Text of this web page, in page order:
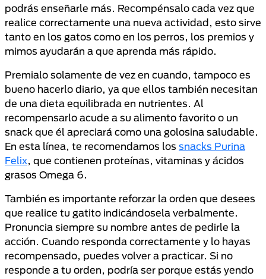
podrás enseñarle más. Recompénsalo cada vez que
realice correctamente una nueva actividad, esto sirve
tanto en los gatos como en los perros, los premios y
mimos ayudarán a que aprenda más rápido.
Premialo solamente de vez en cuando, tampoco es
bueno hacerlo diario, ya que ellos también necesitan
de una dieta equilibrada en nutrientes. Al
recompensarlo acude a su alimento favorito o un
snack que él apreciará como una golosina saludable.
En esta línea, te recomendamos los snacks Purina
Felix, que contienen proteínas, vitaminas y ácidos
grasos Omega 6.
También es importante reforzar la orden que desees
que realice tu gatito indicándosela verbalmente.
Pronuncia siempre su nombre antes de pedirle la
acción. Cuando responda correctamente y lo hayas
recompensado, puedes volver a practicar. Si no
responde a tu orden, podría ser porque estás yendo